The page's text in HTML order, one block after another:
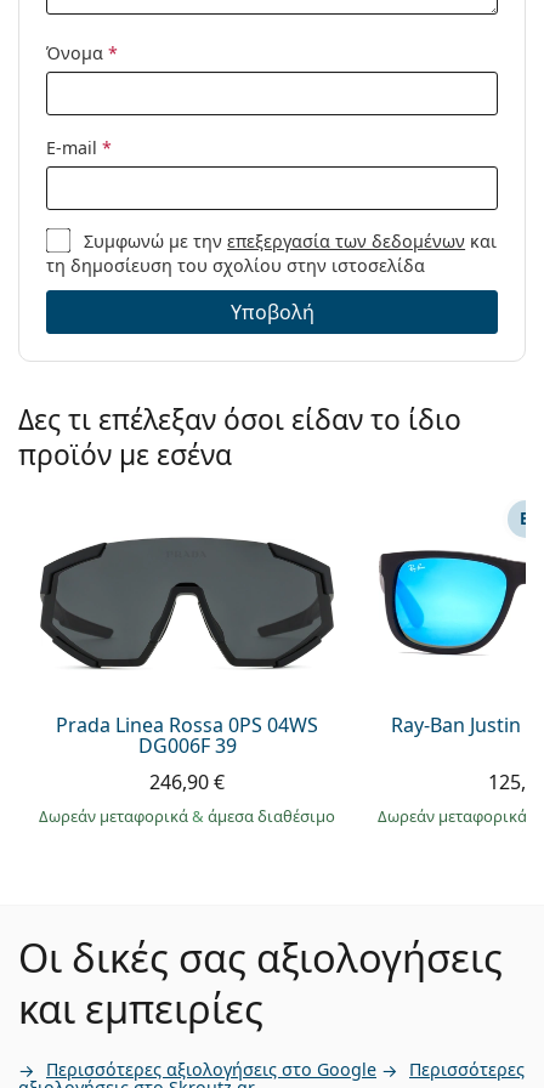
Μοντέλο:
συνταγή:
Όνομα *
E-mail *
Συμφωνώ με τηνεπεξεργασία των δεδομένων και
τη δημοσίευση του σχολίου στην ιστοσελίδα
Υποβολή
Δες τι επέλεξαν όσοι είδαν το ίδιο
προϊόν με εσένα
Prada Linea Rossa 0PS 04WS
DG006F 39
246,90 €
Δωρεάν μεταφορικά& άμεσα διαθέσιμο
Ray-Ban Justin
Δωρεάν μεταφορικά
Οι δικές σας αξιολογήσεις
και εμπειρίες
Περισσότερες αξιολογήσεις στο Google Περισσότερες